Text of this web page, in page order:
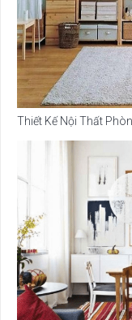
Thiết Kế Nội Thất